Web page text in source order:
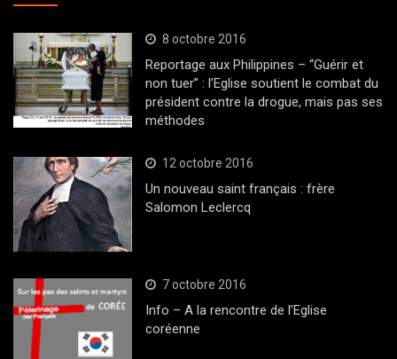
8 octobre 2016
Reportage aux Philippines – “Guérir et
non tuer” : l’Eglise soutient le combat du
président contre la drogue, mais pas ses
méthodes
12 octobre 2016
Un nouveau saint français : frère
Salomon Leclercq
7 octobre 2016
Info – A la rencontre de l’Eglise
coréenne